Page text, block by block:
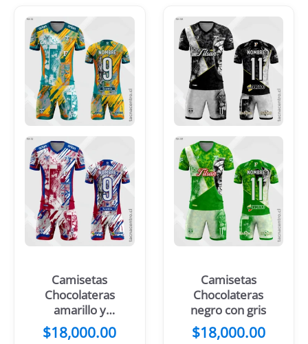
Camisetas
Chocolateras
amarillo y
verde jade
$18,000.00
Camisetas
Chocolateras
negro con gris
$18,000.00